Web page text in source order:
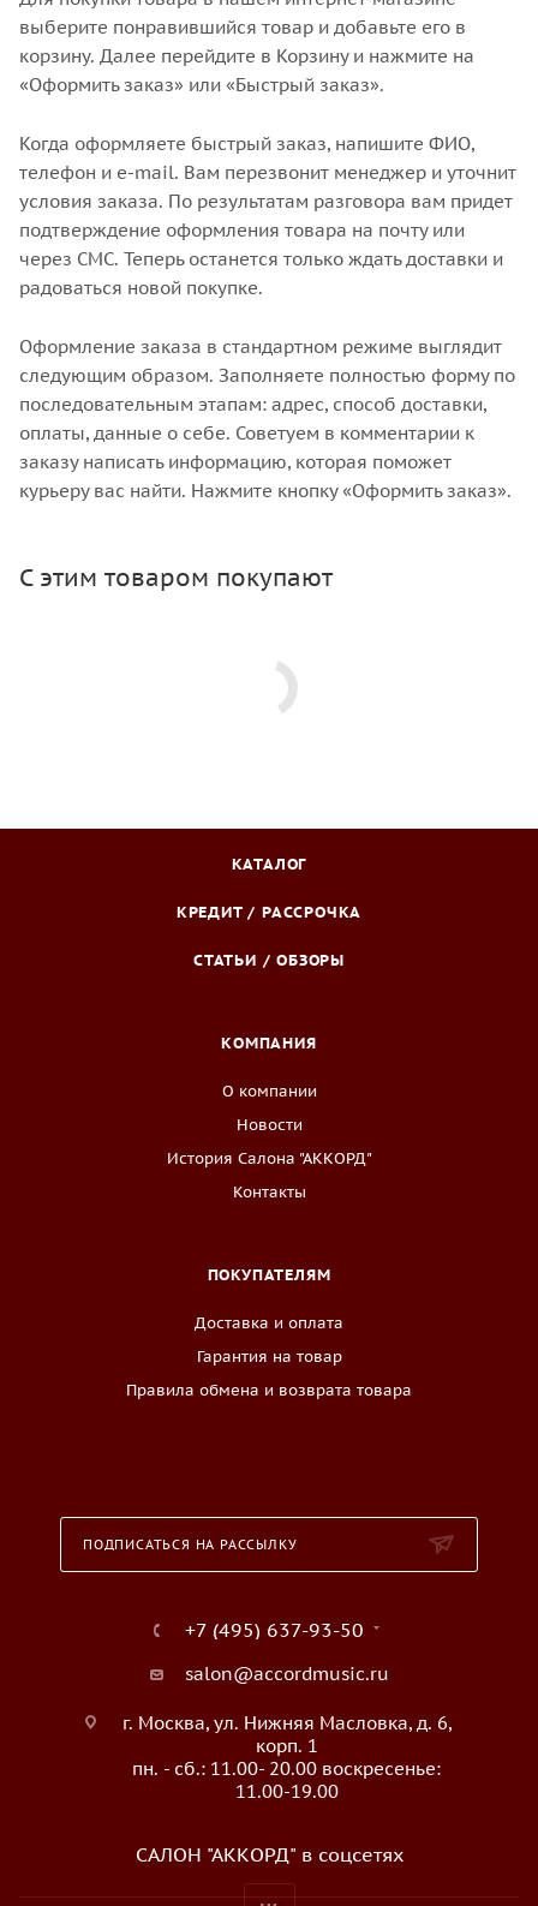
выберите понравившийся товар и добавьте его в
корзину. Далее перейдите в Корзину и нажмите на
«Оформить заказ» или «Быстрый заказ».
Когда оформляете быстрый заказ, напишите ФИО,
телефон и e-mail. Вам перезвонит менеджер и уточнит
условия заказа. По результатам разговора вам придет
подтверждение оформления товара на почту или
через СМС. Теперь останется только ждать доставки и
радоваться новой покупке.
Оформление заказа в стандартном режиме выглядит
следующим образом. Заполняете полностью форму по
последовательным этапам: адрес, способ доставки,
оплаты, данные о себе. Советуем в комментарии к
заказу написать информацию, которая поможет
курьеру вас найти. Нажмите кнопку «Оформить заказ».
С этим товаром покупают
КАТАЛОГ
КРЕДИТ / РАССРОЧКА
СТАТЬИ / ОБЗОРЫ
КОМПАНИЯ
О компании
Новости
История Салона "АККОРД"
Контакты
ПОКУПАТЕЛЯМ
Доставка и оплата
Гарантия на товар
Правила обмена и возврата товара
ПОДПИСАТЬСЯ НА РАССЫЛКУ
+7 (495) 637-93-50
salon@accordmusic.ru
г. Москва, ул. Нижняя Масловка, д. 6,
корп. 1
пн. - сб.: 11.00- 20.00 воскресенье:
11.00-19.00
САЛОН "АККОРД" в соцсетях